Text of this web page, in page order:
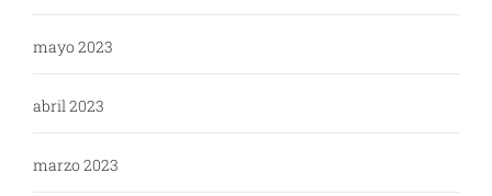
mayo 2023
abril 2023
marzo 2023